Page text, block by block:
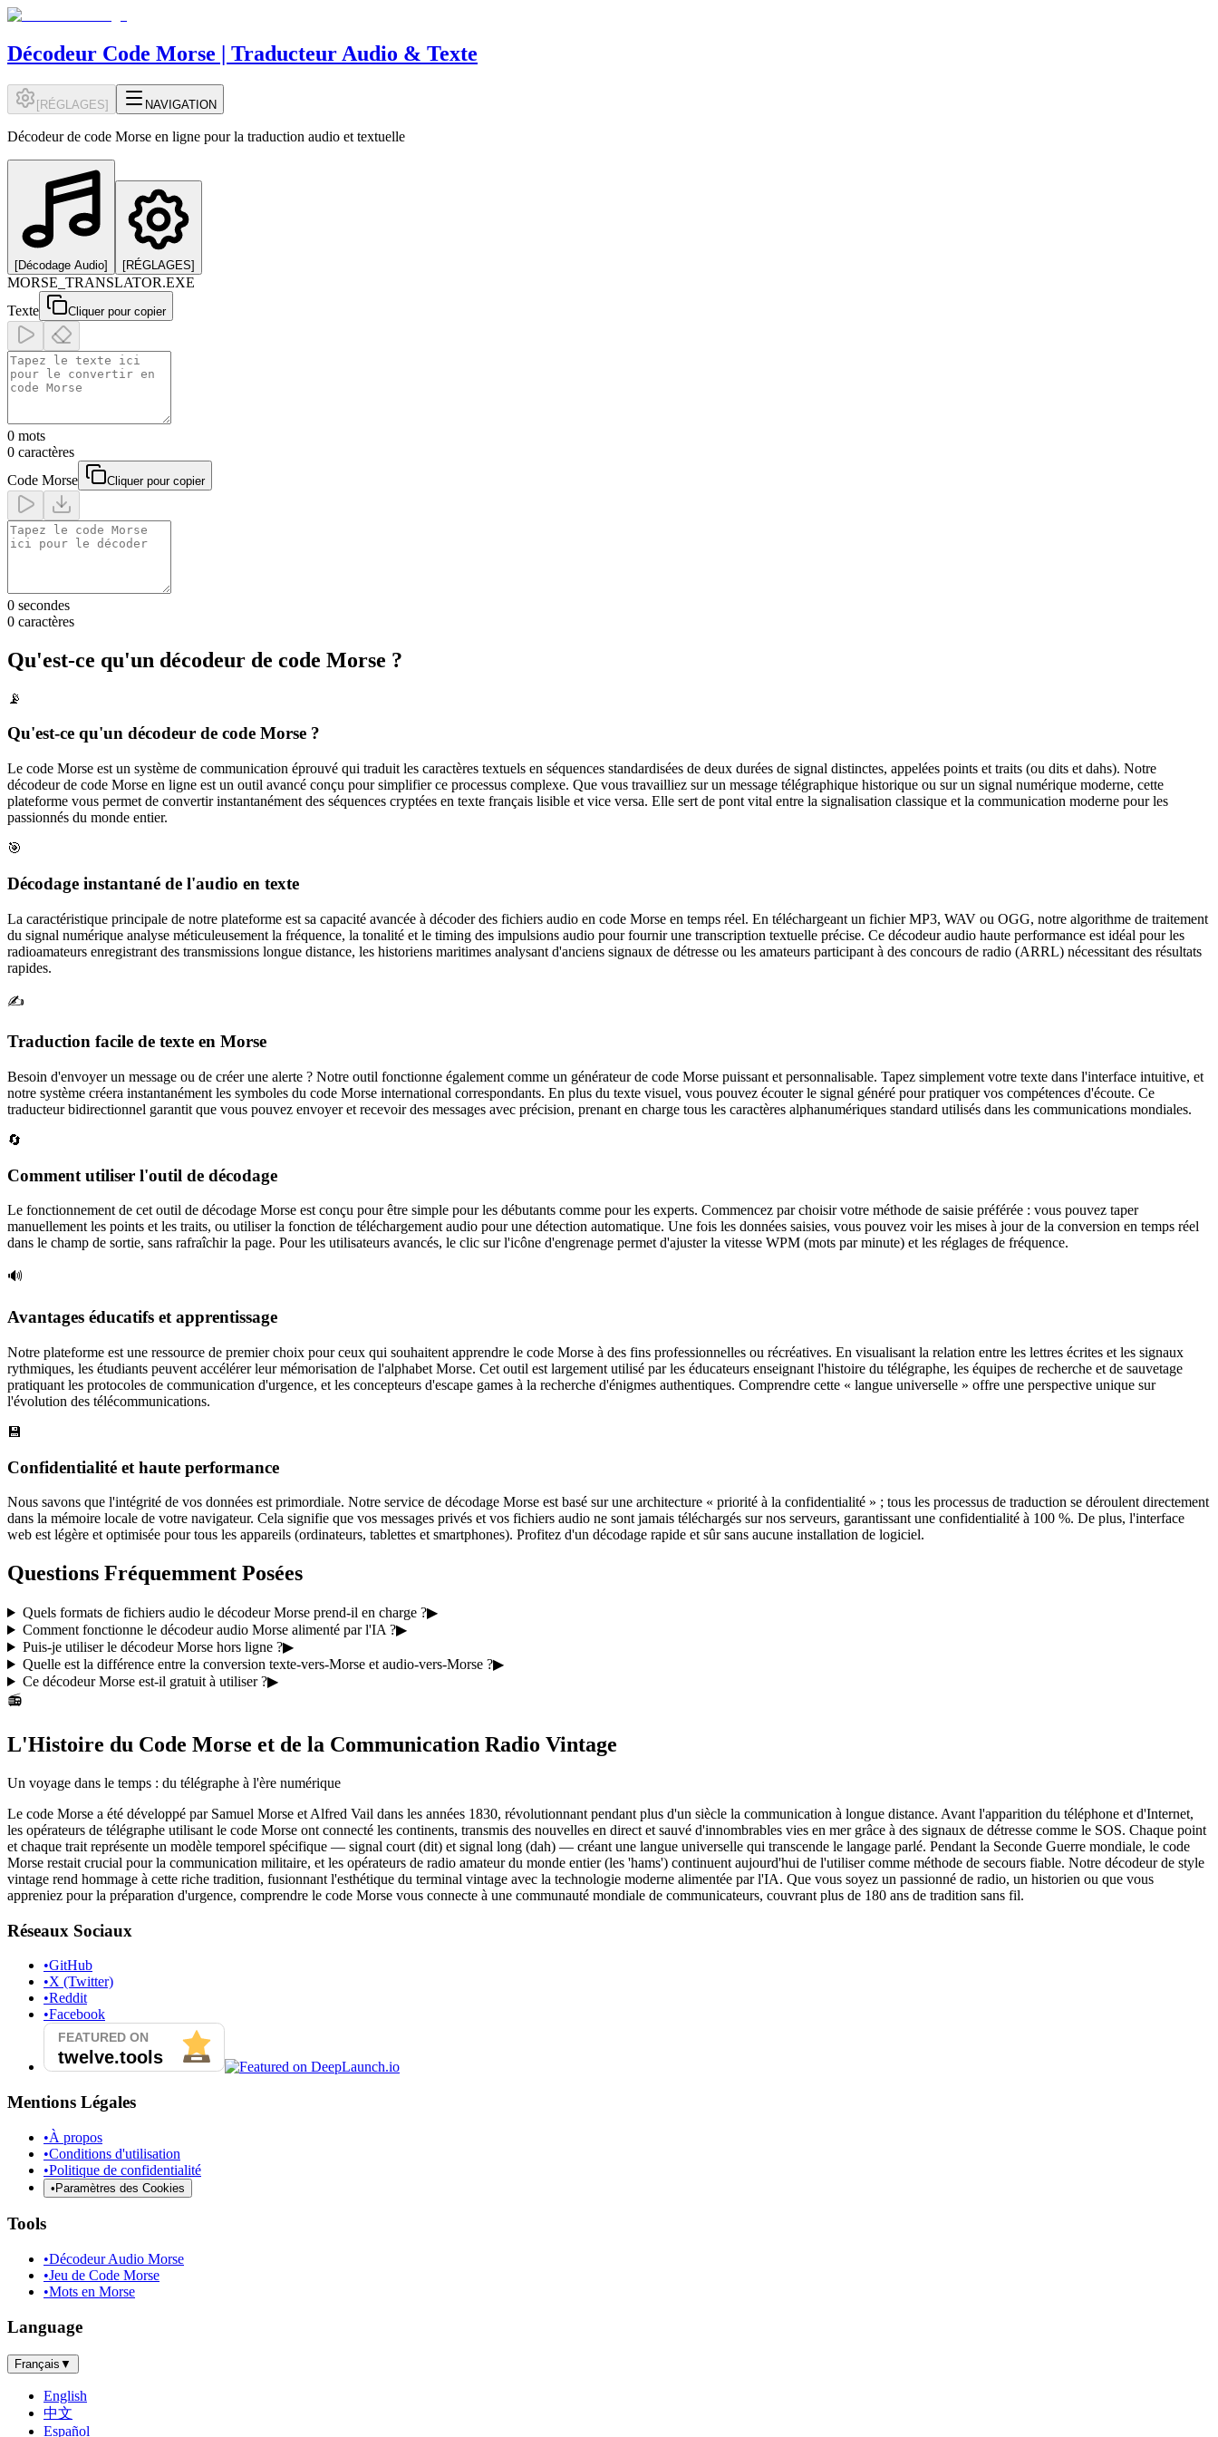
Décodeur Code Morse | Traducteur Audio & Texte
[RÉGLAGES] NAVIGATION
Décodeur de code Morse en ligne pour la traduction audio et textuelle
[Décodage Audio] [RÉGLAGES]
MORSE_TRANSLATOR.EXE
Texte
Cliquer pour copier
0 mots
0 caractères
Code Morse
Cliquer pour copier
0 secondes
0 caractères
Qu'est-ce qu'un décodeur de code Morse ?
📡
Qu'est-ce qu'un décodeur de code Morse ?
Le code Morse est un système de communication éprouvé qui traduit les caractères textuels en séquences standardisées de deux durées de signal distinctes, appelées points et traits (ou dits et dahs). Notre
décodeur de code Morse en ligne est un outil avancé conçu pour simplifier ce processus complexe. Que vous travailliez sur un message télégraphique historique ou sur un signal numérique moderne, cette
plateforme vous permet de convertir instantanément des séquences cryptées en texte français lisible et vice versa. Elle sert de pont vital entre la signalisation classique et la communication moderne pour les
passionnés du monde entier.
🎯
Décodage instantané de l'audio en texte
La caractéristique principale de notre plateforme est sa capacité avancée à décoder des fichiers audio en code Morse en temps réel. En téléchargeant un fichier MP3, WAV ou OGG, notre algorithme de traitement
du signal numérique analyse méticuleusement la fréquence, la tonalité et le timing des impulsions audio pour fournir une transcription textuelle précise. Ce décodeur audio haute performance est idéal pour les
radioamateurs enregistrant des transmissions longue distance, les historiens maritimes analysant d'anciens signaux de détresse ou les amateurs participant à des concours de radio (ARRL) nécessitant des résultats
rapides.
✍️
Traduction facile de texte en Morse
Besoin d'envoyer un message ou de créer une alerte ? Notre outil fonctionne également comme un générateur de code Morse puissant et personnalisable. Tapez simplement votre texte dans l'interface intuitive, et
notre système créera instantanément les symboles du code Morse international correspondants. En plus du texte visuel, vous pouvez écouter le signal généré pour pratiquer vos compétences d'écoute. Ce
traducteur bidirectionnel garantit que vous pouvez envoyer et recevoir des messages avec précision, prenant en charge tous les caractères alphanumériques standard utilisés dans les communications mondiales.
🔄
Comment utiliser l'outil de décodage
Le fonctionnement de cet outil de décodage Morse est conçu pour être simple pour les débutants comme pour les experts. Commencez par choisir votre méthode de saisie préférée : vous pouvez taper
manuellement les points et les traits, ou utiliser la fonction de téléchargement audio pour une détection automatique. Une fois les données saisies, vous pouvez voir les mises à jour de la conversion en temps réel
dans le champ de sortie, sans rafraîchir la page. Pour les utilisateurs avancés, le clic sur l'icône d'engrenage permet d'ajuster la vitesse WPM (mots par minute) et les réglages de fréquence.
🔊
Avantages éducatifs et apprentissage
Notre plateforme est une ressource de premier choix pour ceux qui souhaitent apprendre le code Morse à des fins professionnelles ou récréatives. En visualisant la relation entre les lettres écrites et les signaux
rythmiques, les étudiants peuvent accélérer leur mémorisation de l'alphabet Morse. Cet outil est largement utilisé par les éducateurs enseignant l'histoire du télégraphe, les équipes de recherche et de sauvetage
pratiquant les protocoles de communication d'urgence, et les concepteurs d'escape games à la recherche d'énigmes authentiques. Comprendre cette « langue universelle » offre une perspective unique sur
l'évolution des télécommunications.
💾
Confidentialité et haute performance
Nous savons que l'intégrité de vos données est primordiale. Notre service de décodage Morse est basé sur une architecture « priorité à la confidentialité » ; tous les processus de traduction se déroulent directement
dans la mémoire locale de votre navigateur. Cela signifie que vos messages privés et vos fichiers audio ne sont jamais téléchargés sur nos serveurs, garantissant une confidentialité à 100 %. De plus, l'interface
web est légère et optimisée pour tous les appareils (ordinateurs, tablettes et smartphones). Profitez d'un décodage rapide et sûr sans aucune installation de logiciel.
Questions Fréquemment Posées
Quels formats de fichiers audio le décodeur Morse prend-il en charge ?▶
Comment fonctionne le décodeur audio Morse alimenté par l'IA ?▶
Puis-je utiliser le décodeur Morse hors ligne ?▶
Quelle est la différence entre la conversion texte-vers-Morse et audio-vers-Morse ?▶
Ce décodeur Morse est-il gratuit à utiliser ?▶
📻
L'Histoire du Code Morse et de la Communication Radio Vintage
Un voyage dans le temps : du télégraphe à l'ère numérique
Le code Morse a été développé par Samuel Morse et Alfred Vail dans les années 1830, révolutionnant pendant plus d'un siècle la communication à longue distance. Avant l'apparition du téléphone et d'Internet,
les opérateurs de télégraphe utilisant le code Morse ont connecté les continents, transmis des nouvelles en direct et sauvé d'innombrables vies en mer grâce à des signaux de détresse comme le SOS. Chaque point
et chaque trait représente un modèle temporel spécifique — signal court (dit) et signal long (dah) — créant une langue universelle qui transcende le langage parlé. Pendant la Seconde Guerre mondiale, le code
Morse restait crucial pour la communication militaire, et les opérateurs de radio amateur du monde entier (les 'hams') continuent aujourd'hui de l'utiliser comme méthode de secours fiable. Notre décodeur de style
vintage rend hommage à cette riche tradition, fusionnant l'esthétique du terminal vintage avec la technologie moderne alimentée par l'IA. Que vous soyez un passionné de radio, un historien ou que vous
appreniez pour la préparation d'urgence, comprendre le code Morse vous connecte à une communauté mondiale de communicateurs, couvrant plus de 180 ans de tradition sans fil.
Réseaux Sociaux
•GitHub
•X (Twitter)
•Reddit
•Facebook
Mentions Légales
•À propos
•Conditions d'utilisation
•Politique de confidentialité
• Paramètres des Cookies
Tools
•Décodeur Audio Morse
•Jeu de Code Morse
•Mots en Morse
Language
Français ▼
English
中文
Español